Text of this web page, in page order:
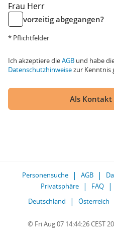
Frau Herr
vorzeitig abgegangen?
* Pflichtfelder
Ich akzeptiere dieAGB und habe
Datenschutzhinweisezur Kenntnis
Als
Personensuche AGB
Privatsphäre
FAQ
Deutschland
Österreich
© Fri Aug 07 14:44:26 CEST